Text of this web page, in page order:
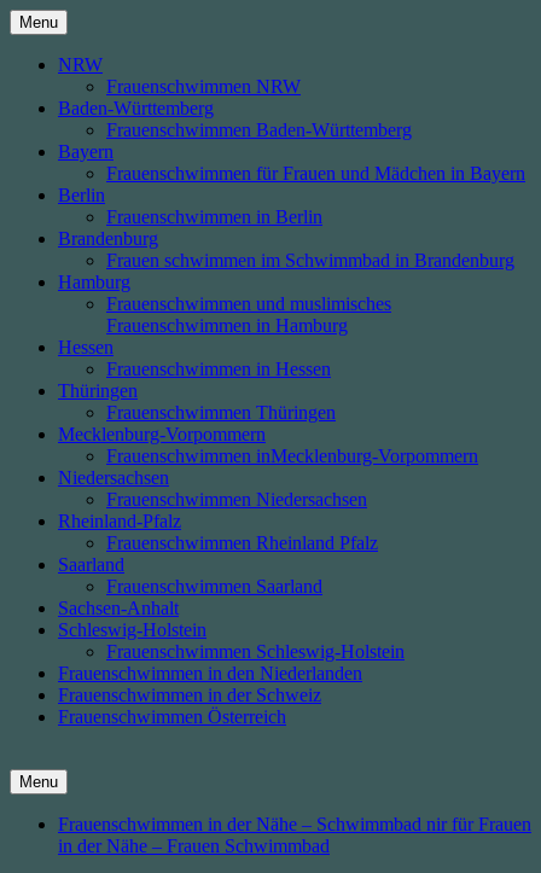
Skip
to
content
Menu
NRW
Frauenschwimmen NRW
Baden-Württemberg
Frauenschwimmen Baden-Württemberg
Bayern
Frauenschwimmen für Frauen und Mädchen in Bayern
Berlin
Frauenschwimmen in Berlin
Brandenburg
Frauen schwimmen im Schwimmbad in Brandenburg
Hamburg
Frauenschwimmen und muslimisches
Frauenschwimmen in Hamburg
Hessen
Frauenschwimmen in Hessen
Thüringen
Frauenschwimmen Thüringen
Mecklenburg-Vorpommern
Frauenschwimmen inMecklenburg-Vorpommern
Niedersachsen
Frauenschwimmen Niedersachsen
Rheinland-Pfalz
Frauenschwimmen Rheinland Pfalz
Saarland
Frauenschwimmen Saarland
Sachsen-Anhalt
Schleswig-Holstein
Frauenschwimmen Schleswig-Holstein
Frauenschwimmen in den Niederlanden
Frauenschwimmen in der Schweiz
Frauenschwimmen Österreich
Menu
Frauenschwimmen in der Nähe – Schwimmbad nir für Frauen
in der Nähe – Frauen Schwimmbad